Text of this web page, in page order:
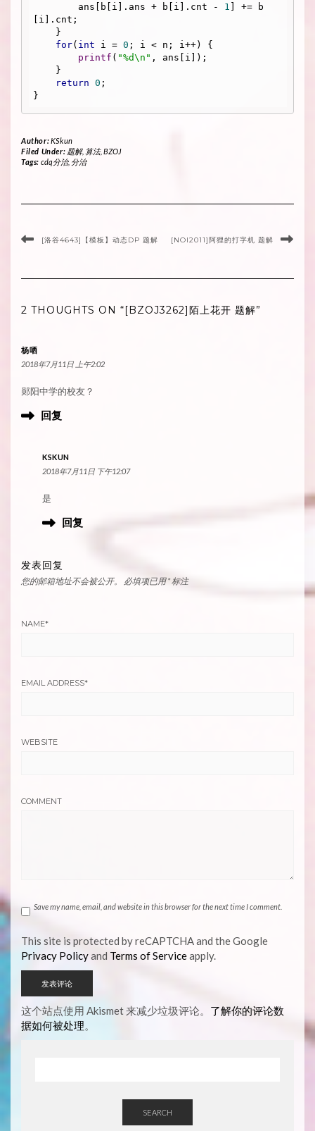
        ans[b[i].ans + b[i].cnt -
1 ] += b
[i].cnt;
for( int i = 0 ; i < n; i++) {
printf ( "%d\n" , ans[i]);
return 0 ;
Author:KSkun
Filed Under: 题解, 算法, BZOJ
Tags: cdq分治, 分治
[洛谷4643]【模板】动态DP 题解 [NOI2011]阿狸的打字机 题解
2 THOUGHTS ON “[BZOJ3262]陌上花开 题解”
杨哂
2018年7月11日 上午2:02
郧阳中学的校友？
回复
KSKUN
2018年7月11日 下午12:07
是
回复
发表回复
您的邮箱地址不会被公开。 必填项已用*标注
NAME*
EMAIL ADDRESS*
WEBSITE
COMMENT
Save my name, email, and website in this browser for the next time I comment.
This site is protected by reCAPTCHA and the Google
Privacy Policyand Terms of Serviceapply.
这个站点使用 Akismet 来减少垃圾评论。 了解你的评论数
据如何被处理。
SEARCH